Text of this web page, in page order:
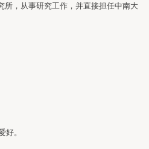
，从事研究工作，并直接担任中南大
。